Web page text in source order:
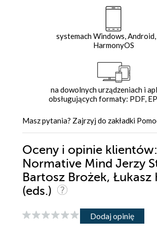
systemach Windows, Android,
HarmonyOS
na dowolnych urządzeniach i
obsługujących formaty: PDF,
Masz pytania? Zajrzyj do zakładki
Oceny i opinie
Normative Mind Jerzy
Bartosz Brożek, Łukasz
(eds.)
Dodaj opinię